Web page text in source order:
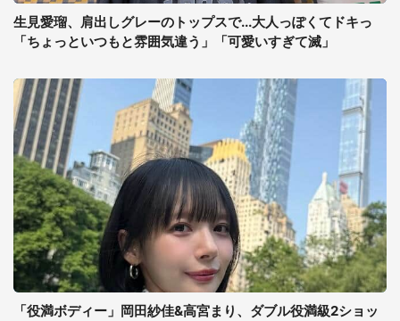
生見愛瑠、肩出しグレーのトップスで...大人っぽくてドキっ
「ちょっといつもと雰囲気違う」「可愛いすぎて滅」
「役満ボディー」岡田紗佳&高宮まり、ダブル役満級2ショッ